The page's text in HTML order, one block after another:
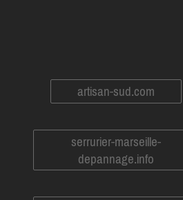
artisan-sud.com
serrurier-marseille-
depannage.info